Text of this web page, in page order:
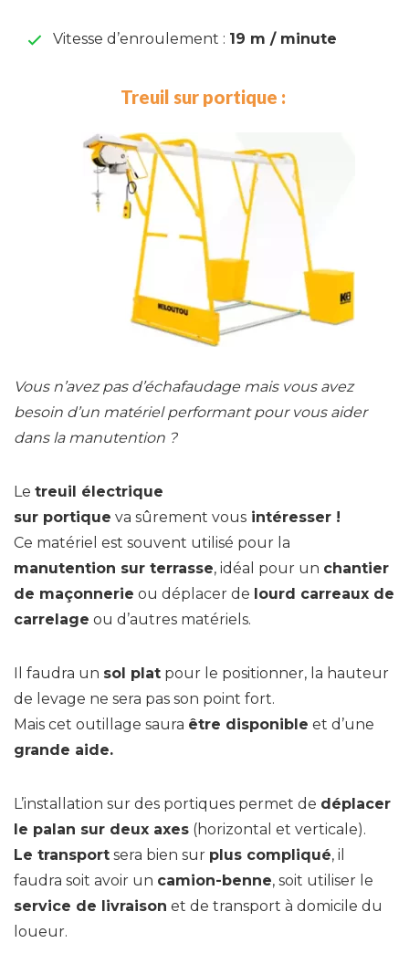
Vitesse d’enroulement : 19 m / minute
Treuil sur portique :
Vous n’avez pas d’échafaudage mais vous avez
besoin d’un matériel performant pour vous aider
dans la manutention ?
Le treuil électrique
sur portique va sûrement vous intéresser !
Ce matériel est souvent utilisé pour la
manutention sur terrasse, idéal pour un chantier
de maçonnerie ou déplacer de lourd carreaux de
carrelage ou d’autres matériels.
Il faudra un sol plat pour le positionner, la hauteur
de levage ne sera pas son point fort.
Mais cet outillage saura être disponible et d’une
grande aide.
L’installation sur des portiques permet de déplacer
le palan sur deux axes (horizontal et verticale).
Le transport sera bien sur plus compliqué, il
faudra soit avoir un camion-benne, soit utiliser le
service de livraison et de transport à domicile du
loueur.